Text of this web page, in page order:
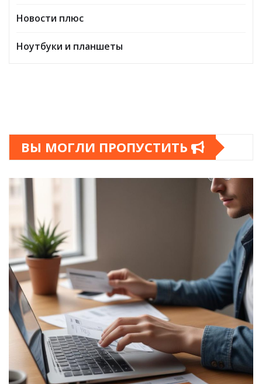
Новости плюс
Ноутбуки и планшеты
ВЫ МОГЛИ ПРОПУСТИТЬ